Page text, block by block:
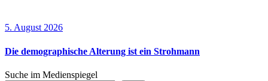
5. August 2026
Die demographische Alterung ist ein Strohmann
Suche im Medienspiegel